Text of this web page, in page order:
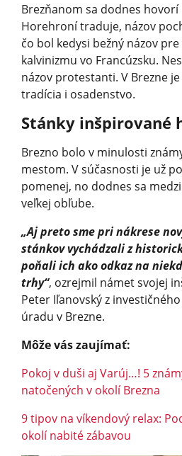
Brezňanom sa dodnes hovorí
Horehroní traduje, názov
čo bol kedysi bežný názov
kalvinizmu vo Francúzsku.
názov protestanti. V Brezne
tradícia i osadenstvo.
Stánky inšpirované
Brezno bolo v minulosti
mestom. V súčasnosti je už
pomenej, no dodnes sa
veľkej obľube.
„Aj preto sme pri nákrese
stánkov vychádzali z
poňali ich ako odkaz na
trhy“, ozrejmil námet svojej
Peter Iľanovský z
úradu v Brezne.
Môže vás zaujímať:
Pokoj v duši aj Varúj…! 5
natočených v okolí Brezna
9 tipov na víkendový relax:
okolí nabité zábavou